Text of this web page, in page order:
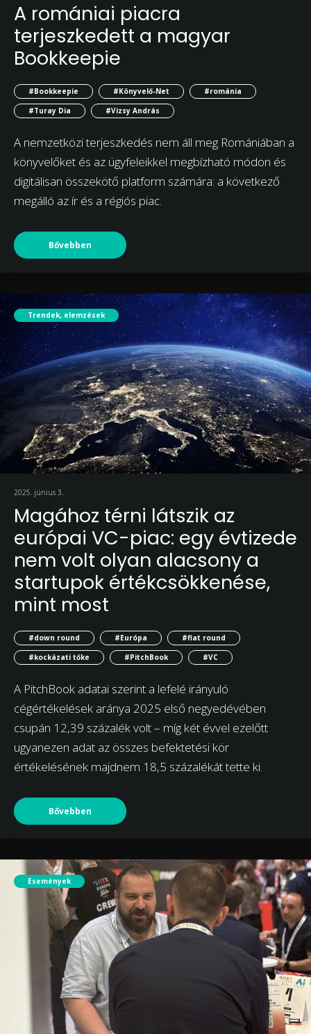
A romániai piacra
terjeszkedett a magyar
Bookkeepie
#Bookkeepie #Könyvelő-Net
#románia
#Turay Dia
#Vizsy András
A nemzetközi terjeszkedés nem áll meg Romániában a
könyvelőket és az ügyfeleikkel megbízható módon és
digitálisan összekötő platform számára: a következő
megálló az ír és a régiós piac.
Bővebben
Trendek, elemzések
2025. június 3.
Magához térni látszik az
európai VC-piac: egy évtizede
nem volt olyan alacsony a
startupok értékcsökkenése,
mint most
#down round #Európa
#flat round
#kockázati tőke
#PitchBook #VC
A PitchBook adatai szerint a lefelé irányuló
cégértékelések aránya 2025 első negyedévében
csupán 12,39 százalék volt – míg két évvel ezelőtt
ugyanezen adat az összes befektetési kör
értékelésének majdnem 18,5 százalékát tette ki.
Bővebben
Események